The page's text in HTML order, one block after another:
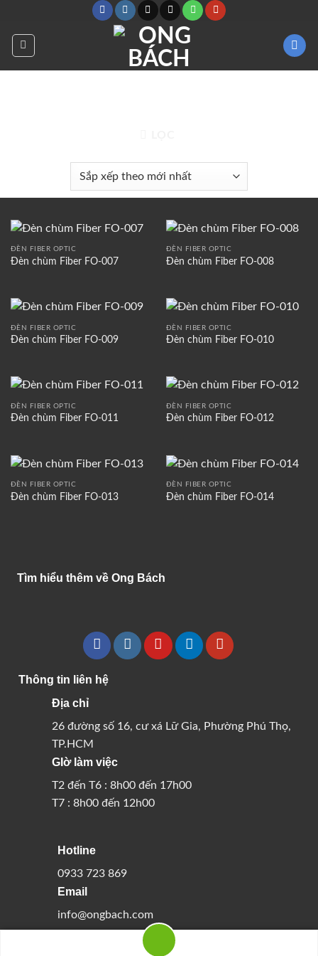
ĐÈN FIBER OPTIC
Đèn chùm Fiber FO-007
ĐÈN FIBER OPTIC
Đèn chùm Fiber FO-008
ĐÈN FIBER OPTIC
Đèn chùm Fiber FO-009
ĐÈN FIBER OPTIC
Đèn chùm Fiber FO-010
ĐÈN FIBER OPTIC
Đèn chùm Fiber FO-011
ĐÈN FIBER OPTIC
Đèn chùm Fiber FO-012
ĐÈN FIBER OPTIC
Đèn chùm Fiber FO-013
ĐÈN FIBER OPTIC
Đèn chùm Fiber FO-014
Tìm hiểu thêm về Ong Bách
Thông tin liên hệ
Địa chỉ
26 đường số 16, cư xá Lữ Gia, Phường Phú Thọ,
TP.HCM
GIờ làm việc
T2 đến T6 : 8h00 đến 17h00
T7 : 8h00 đến 12h00
Hotline
0933 723 869
Email
info@ongbach.com
Copyright 2026 ©